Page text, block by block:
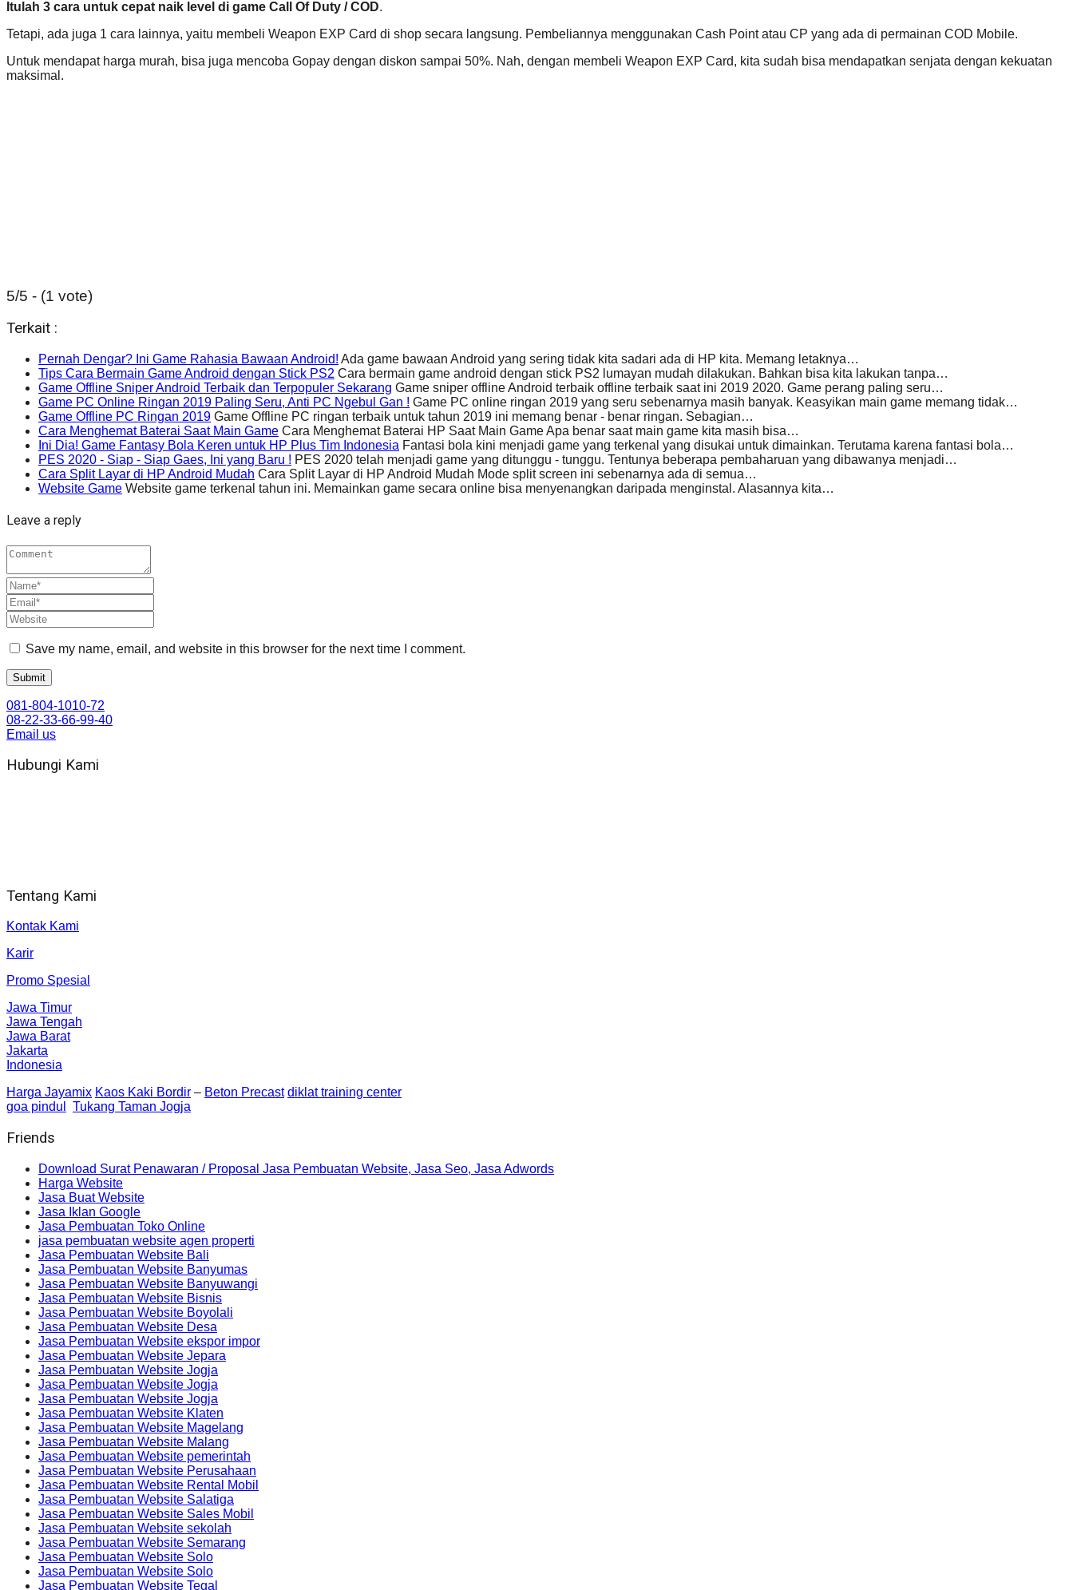
Itulah 3 cara untuk cepat naik level di game Call Of Duty / COD.
Tetapi, ada juga 1 cara lainnya, yaitu membeli Weapon EXP Card di shop secara langsung. Pembeliannya menggunakan Cash Point atau CP yang ada di permainan COD Mobile.
Untuk mendapat harga murah, bisa juga mencoba Gopay dengan diskon sampai 50%. Nah, dengan membeli Weapon EXP Card, kita sudah bisa mendapatkan senjata dengan kekuatan
maksimal.
5/5 - (1 vote)
Terkait :
Pernah Dengar? Ini Game Rahasia Bawaan Android! Ada game bawaan Android yang sering tidak kita sadari ada di HP kita. Memang letaknya…
Tips Cara Bermain Game Android dengan Stick PS2 Cara bermain game android dengan stick PS2 lumayan mudah dilakukan. Bahkan bisa kita lakukan tanpa…
Game Offline Sniper Android Terbaik dan Terpopuler Sekarang Game sniper offline Android terbaik offline terbaik saat ini 2019 2020. Game perang paling seru…
Game PC Online Ringan 2019 Paling Seru, Anti PC Ngebul Gan ! Game PC online ringan 2019 yang seru sebenarnya masih banyak. Keasyikan main game memang tidak…
Game Offline PC Ringan 2019 Game Offline PC ringan terbaik untuk tahun 2019 ini memang benar - benar ringan. Sebagian…
Cara Menghemat Baterai Saat Main Game Cara Menghemat Baterai HP Saat Main Game Apa benar saat main game kita masih bisa…
Ini Dia! Game Fantasy Bola Keren untuk HP Plus Tim Indonesia Fantasi bola kini menjadi game yang terkenal yang disukai untuk dimainkan. Terutama karena fantasi bola…
PES 2020 - Siap - Siap Gaes, Ini yang Baru ! PES 2020 telah menjadi game yang ditunggu - tunggu. Tentunya beberapa pembaharuan yang dibawanya menjadi…
Cara Split Layar di HP Android Mudah Cara Split Layar di HP Android Mudah Mode split screen ini sebenarnya ada di semua…
Website Game Website game terkenal tahun ini. Memainkan game secara online bisa menyenangkan daripada menginstal. Alasannya kita…
Leave a reply
Save my name, email, and website in this browser for the next time I comment.
081-804-1010-72
08-22-33-66-99-40
Email us
Hubungi Kami
Tentang Kami
Kontak Kami
Karir
Promo Spesial
Jawa Timur
Jawa Tengah
Jawa Barat
Jakarta
Indonesia
Harga Jayamix Kaos Kaki Bordir – Beton Precast diklat training center
goa pindul
Tukang Taman Jogja
Friends
Download Surat Penawaran / Proposal Jasa Pembuatan Website, Jasa Seo, Jasa Adwords
Harga Website
Jasa Buat Website
Jasa Iklan Google
Jasa Pembuatan Toko Online
jasa pembuatan website agen properti
Jasa Pembuatan Website Bali
Jasa Pembuatan Website Banyumas
Jasa Pembuatan Website Banyuwangi
Jasa Pembuatan Website Bisnis
Jasa Pembuatan Website Boyolali
Jasa Pembuatan Website Desa
Jasa Pembuatan Website ekspor impor
Jasa Pembuatan Website Jepara
Jasa Pembuatan Website Jogja
Jasa Pembuatan Website Jogja
Jasa Pembuatan Website Jogja
Jasa Pembuatan Website Klaten
Jasa Pembuatan Website Magelang
Jasa Pembuatan Website Malang
Jasa Pembuatan Website pemerintah
Jasa Pembuatan Website Perusahaan
Jasa Pembuatan Website Rental Mobil
Jasa Pembuatan Website Salatiga
Jasa Pembuatan Website Sales Mobil
Jasa Pembuatan Website sekolah
Jasa Pembuatan Website Semarang
Jasa Pembuatan Website Solo
Jasa Pembuatan Website Solo
Jasa Pembuatan Website Tegal